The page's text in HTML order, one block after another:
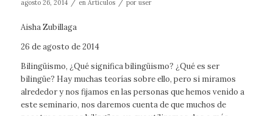
agosto 26, 2014 / en Artículos / por user
Aisha Zubillaga
26 de agosto de 2014
Bilingüismo, ¿Qué significa bilingüismo? ¿Qué es ser
bilingüe? Hay muchas teorías sobre ello, pero si miramos
alrededor y nos fijamos en las personas que hemos venido a
este seminario, nos daremos cuenta de que muchos de